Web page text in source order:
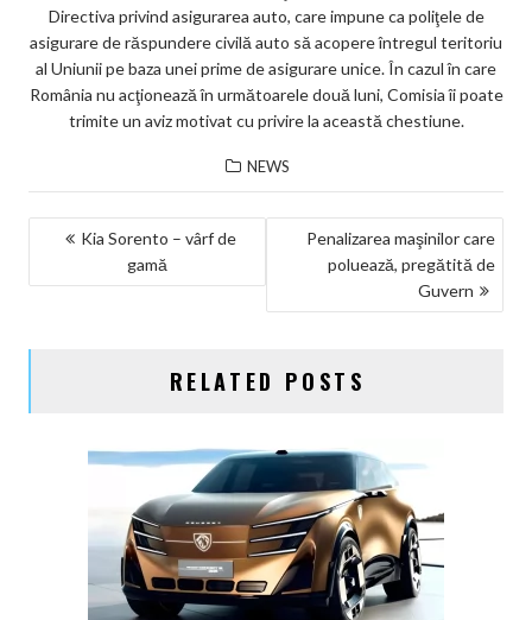
Directiva privind asigurarea auto, care impune ca poliţele de
asigurare de răspundere civilă auto să acopere întregul teritoriu
al Uniunii pe baza unei prime de asigurare unice. În cazul în care
România nu acţionează în următoarele două luni, Comisia îi poate
trimite un aviz motivat cu privire la această chestiune.
NEWS
NAVIGARE
Kia Sorento – vârf de
gamă
Penalizarea maşinilor care
poluează, pregătită de
Guvern
RELATED POSTS